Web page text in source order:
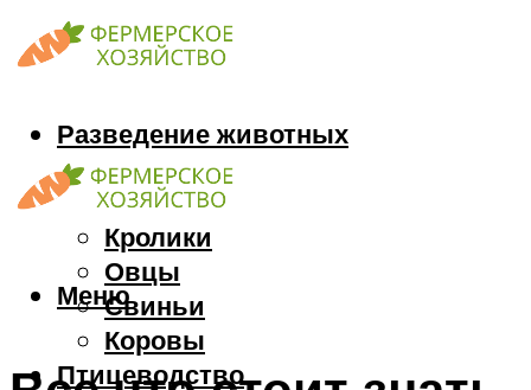
Разведение животных
Козы
Кони
Кролики
Овцы
Свиньи
Коровы
Птицеводство
Меню